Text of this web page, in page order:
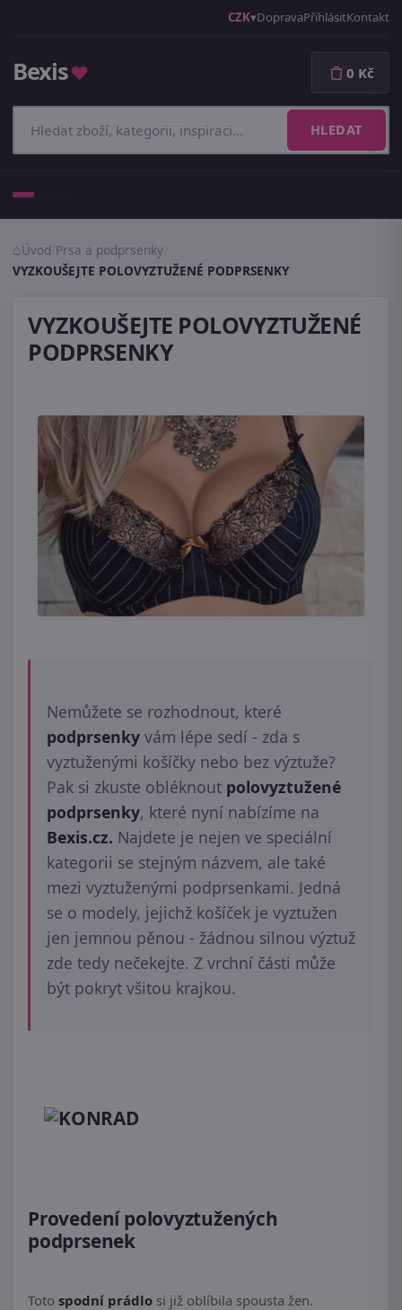
CZK DopravaPřihlásitKontakt
Bexis♥
HLEDAT
0 Kč
Úvod Prsa a podprsenky
VYZKOUŠEJTE POLOVYZTUŽENÉ PODPRSENKY
VYZKOUŠEJTE POLOVYZTUŽENÉ
PODPRSENKY
Nemůžete se rozhodnout, které
podprsenky vám lépe sedí - zda s
vyztuženými košíčky nebo bez výztuže?
Pak si zkuste obléknout polovyztužené
podprsenky, které nyní nabízíme na
Bexis.cz. Najdete je nejen ve speciální
kategorii se stejným názvem, ale také
mezi vyztuženými podprsenkami. Jedná
se o modely, jejichž košíček je vyztužen
jen jemnou pěnou - žádnou silnou výztuž
zde tedy nečekejte. Z vrchní části může
být pokryt všitou krajkou.
Provedení polovyztužených
podprsenek
Toto spodní prádlo si již oblíbila spousta žen.